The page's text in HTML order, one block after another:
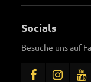
Socials
Besuche uns auf